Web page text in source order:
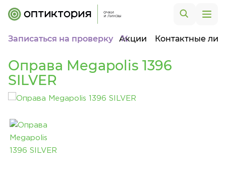
Записаться на проверку Акции Контактные
Оправа Megapolis 1396
SILVER